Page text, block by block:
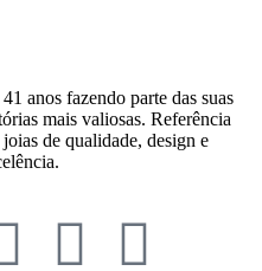
anos fazendo parte das suas
mais valiosas. Referência
joias de qualidade, design e